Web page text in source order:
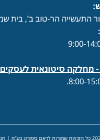
:
מחלקה סיטונאית לעסקים